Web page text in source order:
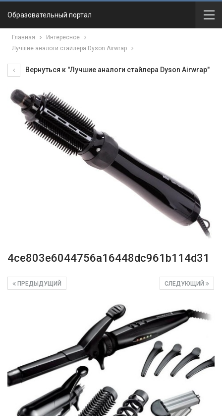
Образовательный портал
Главная
Интересное
Лучшие аналоги стайлера Dyson Airwrap
Вернуться к "Лучшие аналоги стайлера Dyson Airwrap"
4ce803e6044756a16448dc961b114d31
СЛЕДУЮЩИЙ
ПРЕДЫДУЩИЙ